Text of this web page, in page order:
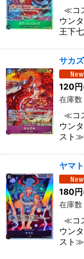
≪コ
ウン
王下
サカ
120円
在庫
≪コ
ウン
スト
ヤマ
180円
在庫数
≪コ
ウン
スト